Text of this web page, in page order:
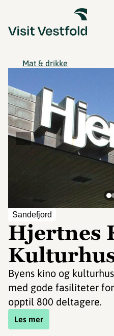
Mat & drikke
Sandefjord
Hjertnes
Byens kino og
med gode fasiliteter
opptil 800 deltagere.
Les mer